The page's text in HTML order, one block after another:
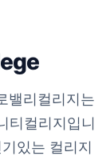
밸리컬리지는
티컬리지입니
있는 컬리지